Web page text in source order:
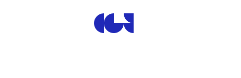
Centre de la Gravure et de